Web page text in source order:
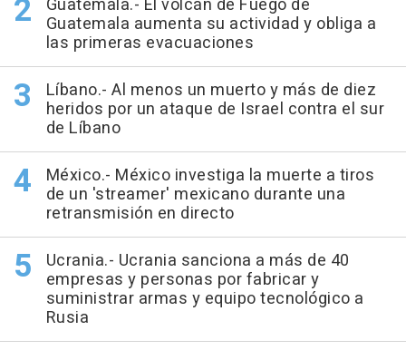
Guatemala.- El volcán de Fuego de
Guatemala aumenta su actividad y obliga a
las primeras evacuaciones
Líbano.- Al menos un muerto y más de diez
heridos por un ataque de Israel contra el sur
de Líbano
México.- México investiga la muerte a tiros
de un 'streamer' mexicano durante una
retransmisión en directo
Ucrania.- Ucrania sanciona a más de 40
empresas y personas por fabricar y
suministrar armas y equipo tecnológico a
Rusia